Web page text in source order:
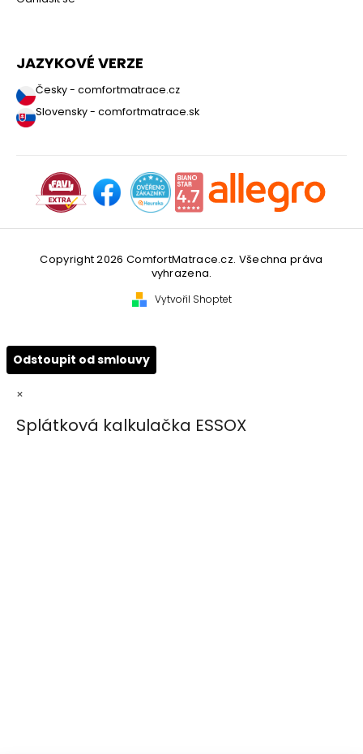
JAZYKOVÉ VERZE
Česky - comfortmatrace.cz
Slovensky - comfortmatrace.sk
Vytvořil Shoptet
Copyright 2026 ComfortMatrace.cz. Všechna práva
vyhrazena.
Odstoupit od smlouvy
×
Splátková kalkulačka ESSOX